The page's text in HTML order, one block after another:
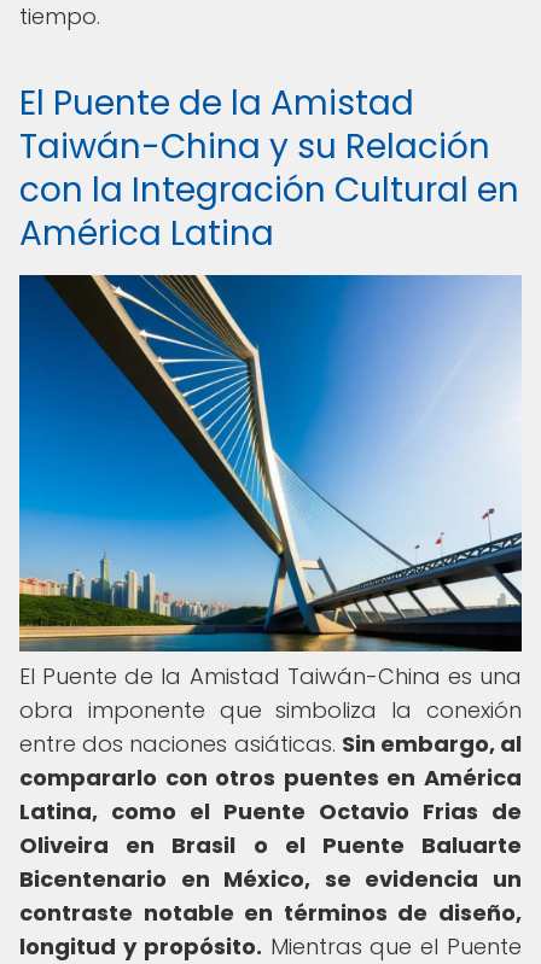
tiempo.
El Puente de la Amistad
Taiwán-China y su Relación
con la Integración Cultural en
América Latina
El Puente de la Amistad Taiwán-China es una
obra imponente que simboliza la conexión
entre dos naciones asiáticas. Sin embargo, al
compararlo con otros puentes en América
Latina, como el Puente Octavio Frias de
Oliveira en Brasil o el Puente Baluarte
Bicentenario en México, se evidencia un
contraste notable en términos de diseño,
longitud y propósito. Mientras que el Puente